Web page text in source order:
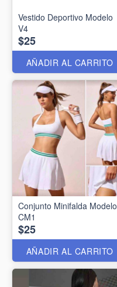
Vestido Deportivo Modelo
V4
$25
AÑADIR AL CARRITO
Conjunto Minifalda Modelo
CM1
$25
AÑADIR AL CARRITO